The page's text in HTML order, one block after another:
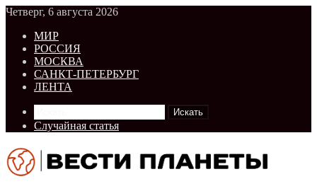
Четверг, 6 августа 2026
МИР
РОССИЯ
МОСКВА
САНКТ-ПЕТЕРБУРГ
ЛЕНТА
Искать
Случайная статья